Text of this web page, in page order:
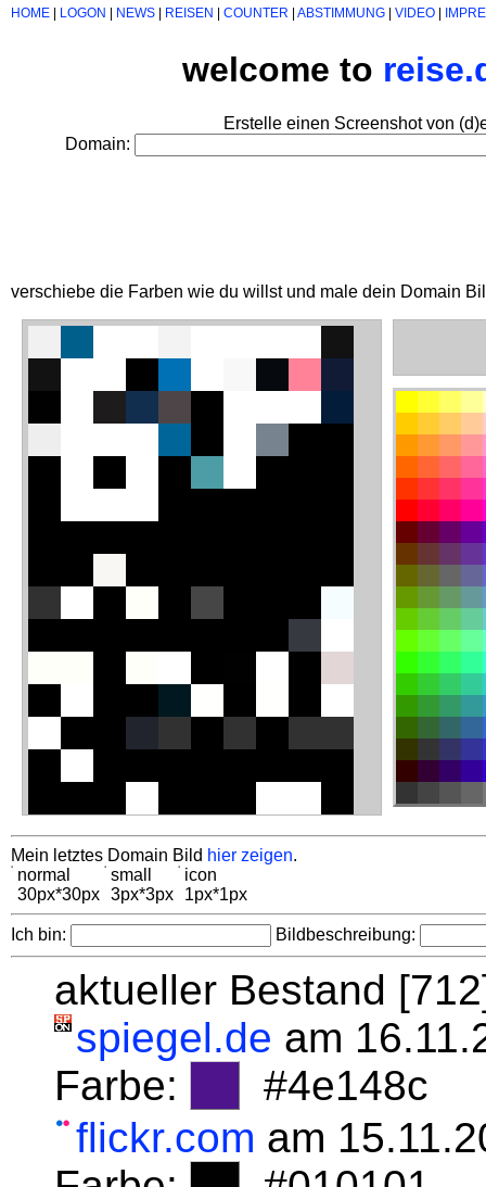
HOME LOGON NEWS REISEN COUNTER ABSTIMMUNG VIDEO
welcome to
Erstelle einen Screenshot von
Domain:
verschiebe die Farben wie du willst und male dein Domain
Mein letztes Domain Bild hier zeigen.
normal
30px*30px
small
3px*3px
icon
1px*1px
Ich bin: Bildbeschreibung:
aktueller Bestand
spiegel.de am
Farbe:
#4e148c
flickr.com am